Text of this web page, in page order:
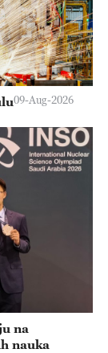
09-Aug-2026
na
nauka